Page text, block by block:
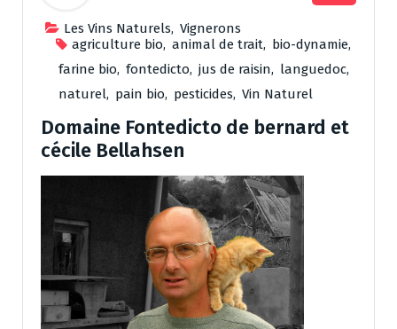
Les Vins Naturels, Vignerons
agriculture bio, animal de trait, bio-dynamie,
farine bio, fontedicto, jus de raisin, languedoc,
naturel, pain bio, pesticides, Vin Naturel
Domaine Fontedicto de bernard et
cécile Bellahsen